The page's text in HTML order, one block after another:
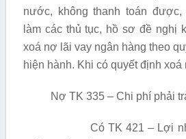
nước, không thanh toán được,
làm các thủ tục, hồ sơ đề nghị
xoá nợ lãi vay ngân hàng theo
hiện hành. Khi có quyết định xoá
Nợ TK 335 – Chi phí phải
Có TK 421 – Lợi